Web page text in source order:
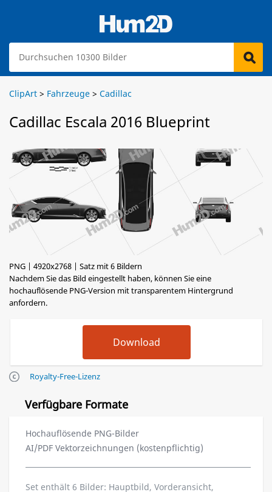
ClipArt > Fahrzeuge > Cadillac
Cadillac Escala 2016 Blueprint
PNG | 4920x2768 | Satz mit 6 Bildern
Nachdem Sie das Bild eingestellt haben, können Sie eine
hochauflösende PNG-Version mit transparentem Hintergrund
anfordern.
Royalty-Free-Lizenz
Verfügbare Formate
Hochauflösende PNG-Bilder
AI/PDF Vektorzeichnungen (kostenpflichtig)
Set enthält 6 Bilder: Hauptbild, Vorderansicht,